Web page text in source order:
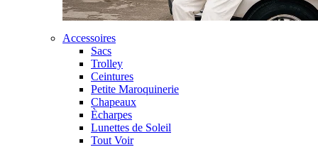
Accessoires
Sacs
Trolley
Ceintures
Petite Maroquinerie
Chapeaux
Ècharpes
Lunettes de Soleil
Tout Voir